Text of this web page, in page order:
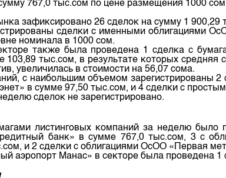
767,0 тыс.сом по цене размещения 1000
зафиксировано 26 сделок на сумму 1 900,29
сделки с именными облигациями
номинала в 1000 сом.
также была проведена 1 сделка с
тыс.сом, в результате которых
увеличилась в стоимости на 56,07 сома.
с наибольшим объемом зарегистрированы
в сумме 97,50 тыс.сом, и 4 сделки с
сделок не зарегистрировано.
листинговых компаний за неделю
банк» в сумме 767,0 тыс.сом, 3 с
и 2 сделки с облигациями ОсОО «Первая
аэропорт Манас» в секторе была проведена 1